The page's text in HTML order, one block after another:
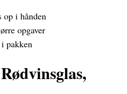
op i hånden
opgaver
pakken